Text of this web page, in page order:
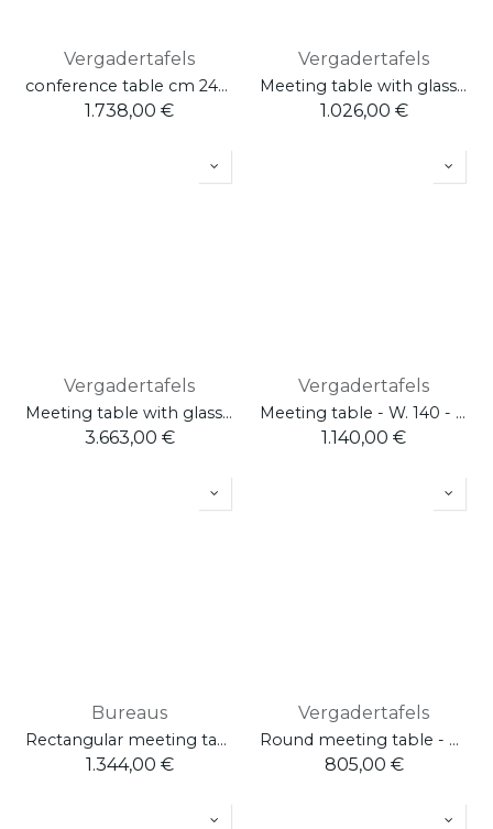
Vergadertafels
conference table cm 240x120 W. 240 H. 75 D. 120
1.738,00 €
Vergadertafels
Meeting table with glass worktop - Squared base W. 55 - L.100 / D.100 / H.74,5
1.026,00 €
Vergadertafels
Meeting table with glass worktop - Retracted middle leg - 2 top access included - Cod. 300AC2004 - W. 44,7 - L.240 / D.120 / H.74.5
3.663,00 €
Vergadertafels
Meeting table - W. 140 - L.140 / D.140 / H.75
1.140,00 €
Bureaus
Rectangular meeting table - L.240 / D.120 / H.75
1.344,00 €
Vergadertafels
Round meeting table - 4 legs - L.160 / D.160 / H.75
805,00 €